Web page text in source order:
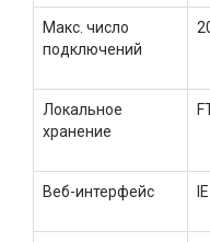
Макс. число
подключений
Локальное
хранение
Веб-интерфейс